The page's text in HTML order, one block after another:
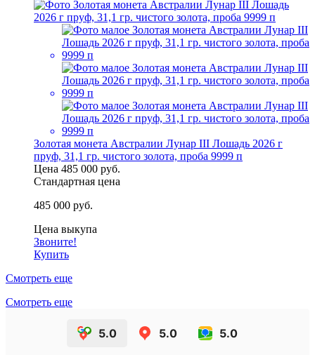
Золотая монета Австралии Лунар III Лошадь 2026 г
пруф, 31,1 гр. чистого золота, проба 9999 п
Цена 485 000 руб.
Стандартная цена
485 000 руб.
Цена выкупа
Звоните!
Купить
Смотреть еще
Смотреть еще
5.0 5.0 5.0